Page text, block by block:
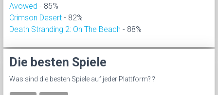
Avowed - 85%
Crimson Desert - 82%
Death Stranding 2: On The Beach - 88%
Die besten Spiele
Was sind die besten Spiele auf jeder Plattform? ?